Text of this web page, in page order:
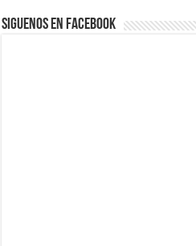
Siguenos en Facebook